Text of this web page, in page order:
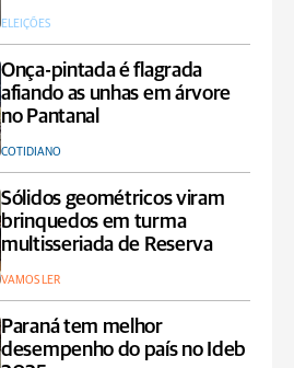
ELEIÇÕES
Onça-pintada é flagrada
afiando as unhas em árvore
no Pantanal
COTIDIANO
Sólidos geométricos viram
brinquedos em turma
multisseriada de Reserva
VAMOS LER
Paraná tem melhor
desempenho do país no Ideb